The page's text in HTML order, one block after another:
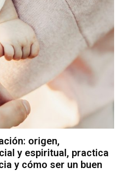
origen,
y espiritual, practica
y cómo ser un buen